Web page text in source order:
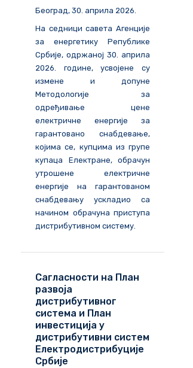
Београд, 30. априла 2026.
На седници савета Агенције
за енергетику Републике
Србије, одржаној 30. априла
2026. године, усвојене су
измене и допуне
Методологије за
одређивање цене
електричне енергије за
гарантовано снабдевање,
којима се, купцима из групе
купаца Електране, обрачун
утрошене електричне
енергије на гарантованом
снабдевању ускладио са
начином обрачуна приступа
дистрибутивном систему.
Сагласности на План
развоја
дистрибутивног
система и План
инвестиција у
дистрибутивни систем
Електродистрибуције
Србије